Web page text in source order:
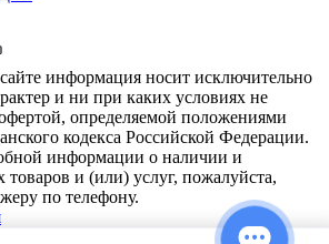
информация носит исключительно
и ни при каких условиях не
определяемой положениями
кодекса Российской Федерации.
информации о наличии и
товаров и (или) услуг, пожалуйста,
по телефону.